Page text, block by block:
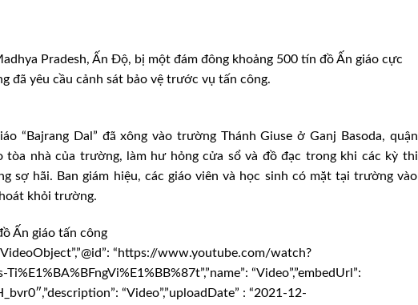
Pradesh, Ấn Độ, bị một đám đông khoảng 500 tín đồ Ấn giáo cực
đã yêu cầu cảnh sát bảo vệ trước vụ tấn công.
“Bajrang Dal” đã xông vào trường Thánh Giuse ở Ganj Basoda, quận
tòa nhà của trường, làm hư hỏng cửa sổ và đồ đạc trong khi các kỳ thi
sợ hãi. Ban giám hiệu, các giáo viên và học sinh có mặt tại trường vào
khỏi trường.
Ấn giáo tấn công
“https://www.youtube.com/watch?
“Video”,”embedUrl”:
“Video”,”uploadDate” : “2021-12-